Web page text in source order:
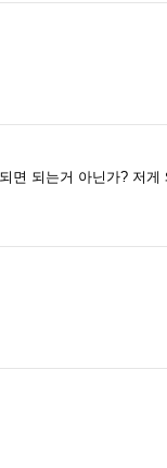
면 되는거 아닌가? 저게